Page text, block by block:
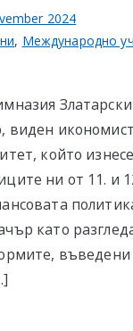
2024
, Международно
Златарски
виден
който изнесе
ни от 11. и
като
въведени